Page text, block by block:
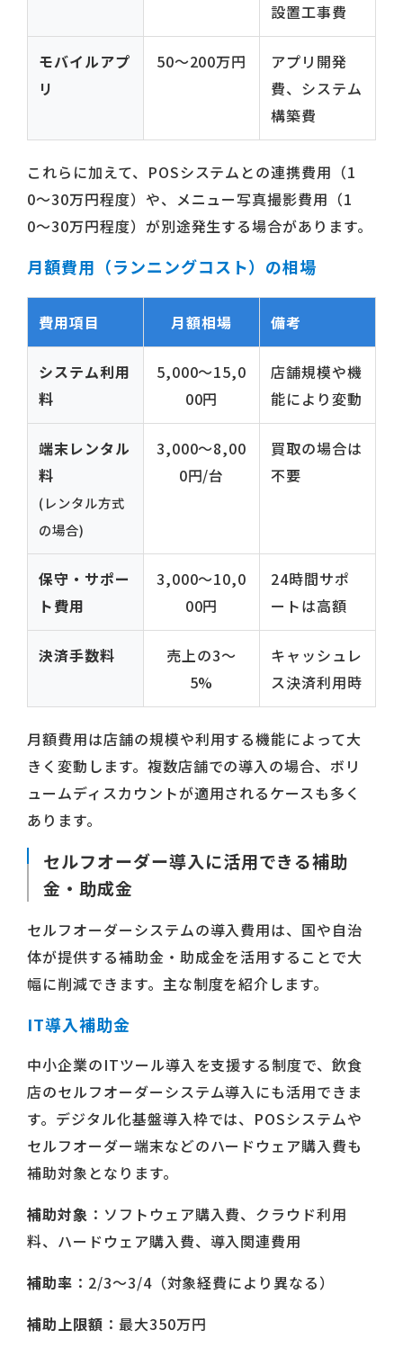
設置工事費
モバイルアプ
リ
50〜200万円
アプリ開発
費、システム
構築費
これらに加えて、POSシステムとの連携費用（1
0〜30万円程度）や、メニュー写真撮影費用（1
0〜30万円程度）が別途発生する場合があります。
月額費用（ランニングコスト）の相場
費用項目 月額相場 備考
システム利用
料
5,000〜15,0
00円
店舗規模や機
能により変動
端末レンタル
料
(レンタル方式
の場合)
3,000〜8,00
0円/台
買取の場合は
不要
保守・サポー
ト費用
3,000〜10,0
00円
24時間サポ
ートは高額
決済手数料
売上の3〜
5%
キャッシュレ
ス決済利用時
月額費用は店舗の規模や利用する機能によって大
きく変動します。複数店舗での導入の場合、ボリ
ュームディスカウントが適用されるケースも多く
あります。
セルフオーダー導入に活用できる補助
金・助成金
セルフオーダーシステムの導入費用は、国や自治
体が提供する補助金・助成金を活用することで大
幅に削減できます。主な制度を紹介します。
IT導入補助金
中小企業のITツール導入を支援する制度で、飲食
店のセルフオーダーシステム導入にも活用できま
す。デジタル化基盤導入枠では、POSシステムや
セルフオーダー端末などのハードウェア購入費も
補助対象となります。
補助対象 ：ソフトウェア購入費、クラウド利用
料、ハードウェア購入費、導入関連費用
補助率 ：2/3〜3/4（対象経費により異なる）
補助上限額 ：最大350万円